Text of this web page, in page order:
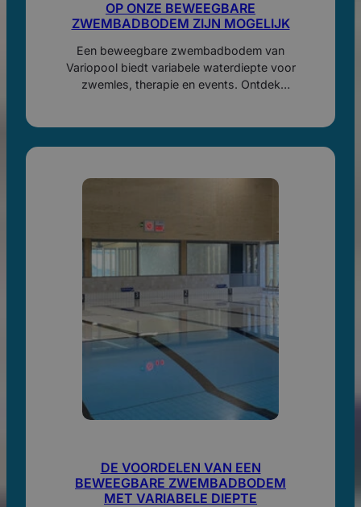
OP ONZE BEWEEGBARE
ZWEMBADBODEM ZIJN MOGELIJK
Een beweegbare zwembadbodem van
Variopool biedt variabele waterdiepte voor
zwemles, therapie en events. Ontdek
DE VOORDELEN VAN EEN
BEWEEGBARE ZWEMBADBODEM
MET VARIABELE DIEPTE